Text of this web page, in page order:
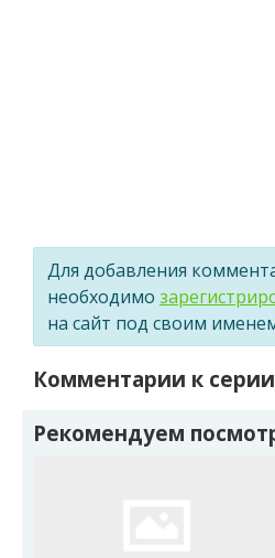
Для добавления
необходимо
на сайт под своим
Комментарии к серии
Рекомендуем